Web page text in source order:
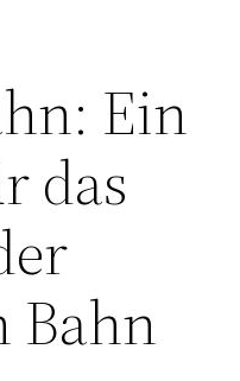
Ein
das
Bahn